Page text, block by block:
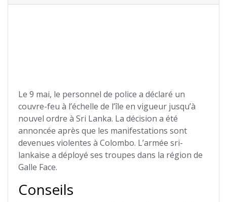
Le 9 mai, le personnel de police a déclaré un
couvre-feu à l’échelle de l’île en vigueur jusqu’à
nouvel ordre à Sri Lanka. La décision a été
annoncée après que les manifestations sont
devenues violentes à Colombo. L’armée sri-
lankaise a déployé ses troupes dans la région de
Galle Face.
Conseils